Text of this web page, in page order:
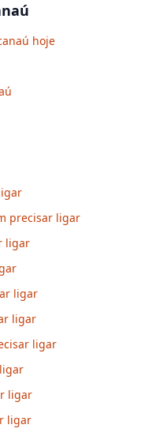
hoje
precisar ligar
ligar
ligar
ligar
ligar
ligar
ligar